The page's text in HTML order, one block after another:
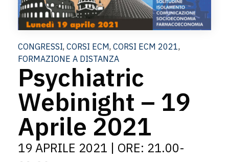
CONGRESSI, CORSI ECM, CORSI ECM 2021,
FORMAZIONE A DISTANZA
Psychiatric
Webinight – 19
Aprile 2021
19 APRILE 2021 | ORE: 21.00-